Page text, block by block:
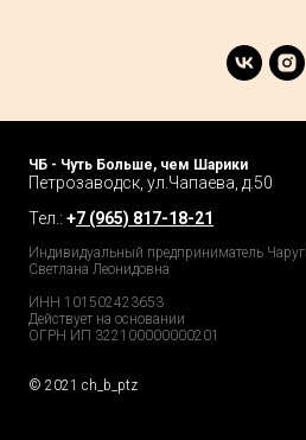
ЧБ - Чуть Больше, чем Шарики
Петрозаводск, ул.Чапаева, д.50
Тел.: +7 (965) 817-18-21
Индивидуальный предприниматель
Светлана Леонидовна
ИНН 101502423653
Действует на основании
ОГРН ИП 322100000000201
© 2021 ch_b_ptz